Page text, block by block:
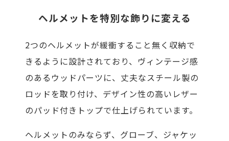
ヘルメットを特別な飾りに変える
2つのヘルメットが緩衝すること無く収納で
きるように設計されており、ヴィンテージ感
のあるウッドパーツに、丈夫なスチール製の
ロッドを取り付け、デザイン性の高いレザー
のパッド付きトップで仕上げられています。
ヘルメットのみならず、グローブ、ジャケッ